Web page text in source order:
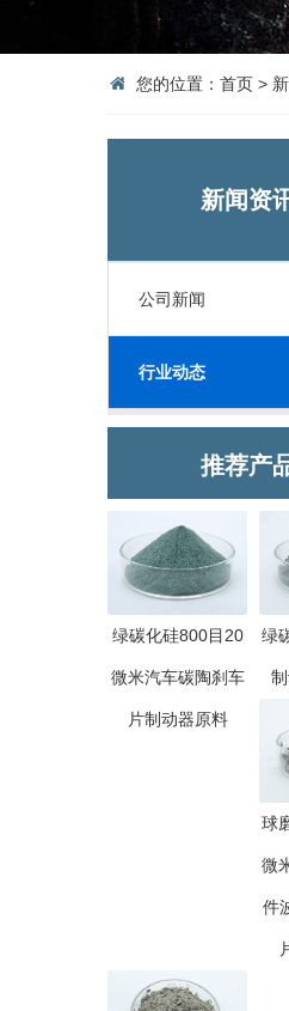
您的位置： 首页 >
新闻资
公司新闻
行业动态
推荐产
绿碳化硅800目20
微米汽车碳陶刹车
片制动器原料
绿
球
微
件